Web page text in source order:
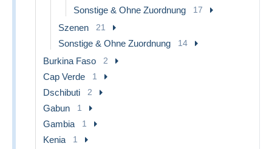
Sonstige & Ohne Zuordnung 17
Szenen 21
Sonstige & Ohne Zuordnung 14
Burkina Faso 2
Cap Verde 1
Dschibuti 2
Gabun 1
Gambia 1
Kenia 1